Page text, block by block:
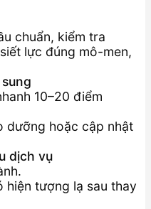
chuẩn, kiểm tra
lực đúng mô-men,
10–20 điểm
dưỡng hoặc cập nhật
dịch vụ
hiện tượng lạ sau thay